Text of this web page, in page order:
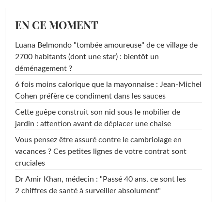
EN CE MOMENT
Luana Belmondo "tombée amoureuse" de ce village de
2700 habitants (dont une star) : bientôt un
déménagement ?
6 fois moins calorique que la mayonnaise : Jean-Michel
Cohen préfère ce condiment dans les sauces
Cette guêpe construit son nid sous le mobilier de
jardin : attention avant de déplacer une chaise
Vous pensez être assuré contre le cambriolage en
vacances ? Ces petites lignes de votre contrat sont
cruciales
Dr Amir Khan, médecin : "Passé 40 ans, ce sont les
2 chiffres de santé à surveiller absolument"